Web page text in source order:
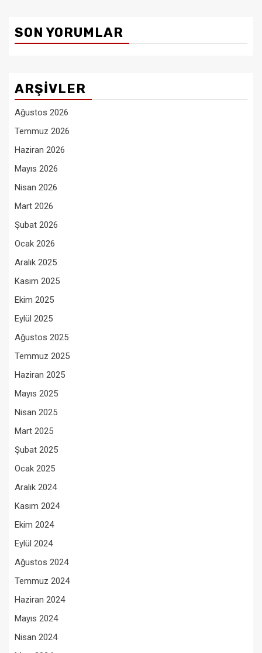
SON YORUMLAR
ARŞIVLER
Ağustos 2026
Temmuz 2026
Haziran 2026
Mayıs 2026
Nisan 2026
Mart 2026
Şubat 2026
Ocak 2026
Aralık 2025
Kasım 2025
Ekim 2025
Eylül 2025
Ağustos 2025
Temmuz 2025
Haziran 2025
Mayıs 2025
Nisan 2025
Mart 2025
Şubat 2025
Ocak 2025
Aralık 2024
Kasım 2024
Ekim 2024
Eylül 2024
Ağustos 2024
Temmuz 2024
Haziran 2024
Mayıs 2024
Nisan 2024